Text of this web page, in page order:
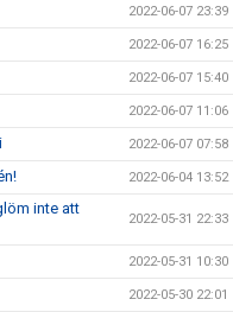
2022-06-07 23:39
2022-06-07 16:25
2022-06-07 15:40
2022-06-07 11:06
2022-06-07 07:58
2022-06-04 13:52
inte att
2022-05-31 22:33
2022-05-31 10:30
2022-05-30 22:01